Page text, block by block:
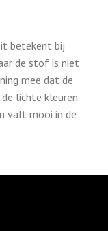
betekent bij
de stof is niet
mee dat de
lichte kleuren.
valt mooi in de